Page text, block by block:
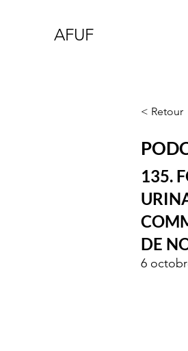
AFUF
< Retour
135.
DE
6